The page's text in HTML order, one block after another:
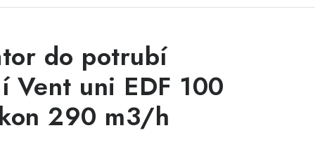
do potrubí
Vent uni EDF 100
290 m3/h